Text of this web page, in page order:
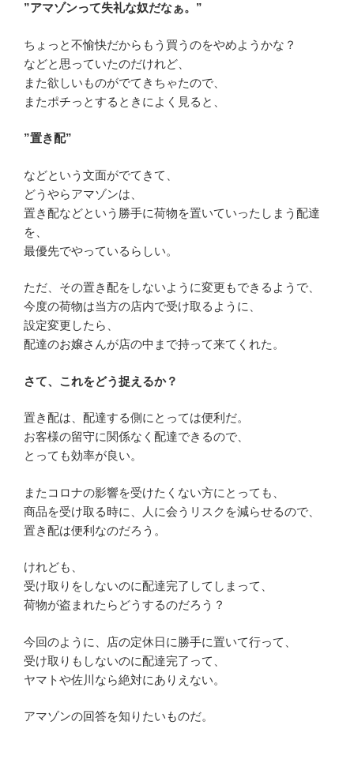
”アマゾンって失礼な奴だなぁ。”
ちょっと不愉快だからもう買うのをやめようかな？
などと思っていたのだけれど、
また欲しいものがでてきちゃたので、
またポチっとするときによく見ると、
”置き配”
などという文面がでてきて、
どうやらアマゾンは、
置き配などという勝手に荷物を置いていったしまう配達
を、
最優先でやっているらしい。
ただ、その置き配をしないように変更もできるようで、
今度の荷物は当方の店内で受け取るように、
設定変更したら、
配達のお嬢さんが店の中まで持って来てくれた。
さて、これをどう捉えるか？
置き配は、配達する側にとっては便利だ。
お客様の留守に関係なく配達できるので、
とっても効率が良い。
またコロナの影響を受けたくない方にとっても、
商品を受け取る時に、人に会うリスクを減らせるので、
置き配は便利なのだろう。
けれども、
受け取りをしないのに配達完了してしまって、
荷物が盗まれたらどうするのだろう？
今回のように、店の定休日に勝手に置いて行って、
受け取りもしないのに配達完了って、
ヤマトや佐川なら絶対にありえない。
アマゾンの回答を知りたいものだ。